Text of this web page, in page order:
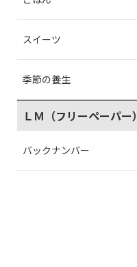
スイーツ
季節の養生
ＬＭ（フリーペーパー）
バックナンバー